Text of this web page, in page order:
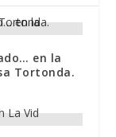
en la
Tortonda.